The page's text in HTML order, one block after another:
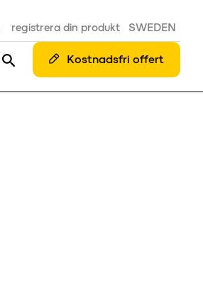
registrera din produkt SWEDEN
Kostnadsfri offert